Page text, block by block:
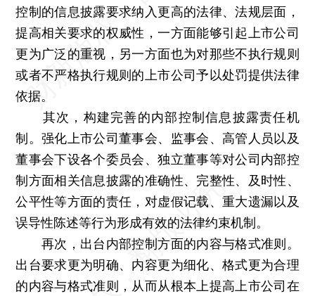
控制的信息披露要求纳入更高的法律、法规层面，
提高相关要求的权威性，一方面能够引起上市公司
更为广泛的重视，另一方面也为对那些不执行规则
或者不严格执行规则的上市公司予以处罚提供法律
依据。
其次，构建完善的内部控制信息披露责任机
制。强化上市公司董事会、监事会、高管人员以及
董事会下设各个委员会、独立董事等对公司内部控
制方面相关信息披露的准确性、完整性、及时性、
公平性等方面的责任，对虚假记载、重大遗漏以及
误导性陈述等行为形成有效的法律约束机制。
再次，出台内部控制方面的内容与格式准则。
出台要求更为明确、内容更为细化、格式更为合理
的内容与格式准则，从而从根本上提高上市公司在